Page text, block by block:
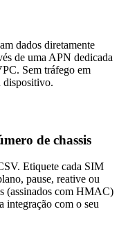
dados diretamente
de uma APN dedicada
Sem tráfego em
dispositivo.
de chassis
Etiquete cada SIM
pause, reative ou
(assinados com HMAC)
integração com o seu